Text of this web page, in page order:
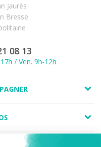
Jaurès
Bresse
08 13
/ Ven. 9h-12h